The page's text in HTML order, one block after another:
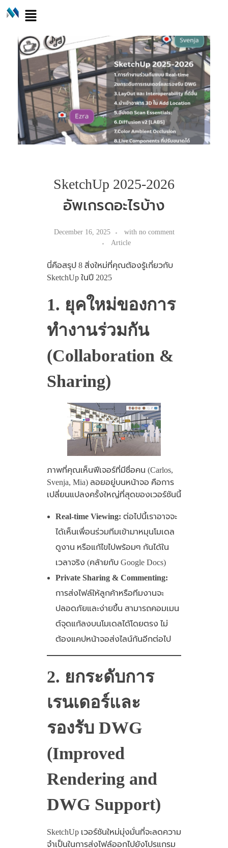
SketchUp 2025-2026
อัพเกรดอะไรบ้าง
December 16, 2025 with no comment
Article
นี่คือสรุป 8 สิ่งใหม่ที่คุณต้องรู้เกี่ยวกับ
SketchUp ในปี 2025
1. ยุคใหม่ของการ
ทำงานร่วมกัน
(Collaboration &
Sharing)
ภาพที่คุณเห็นฟีเจอร์ที่มีชื่อคน (Carlos,
Svenja, Mia) ลอยอยู่บนหน้าจอ คือการ
เปลี่ยนแปลงครั้งใหญ่ที่สุดของเวอร์ชันนี้
Real-time Viewing: ต่อไปนี้เราอาจจะ
ได้เห็นเพื่อนร่วมทีมเข้ามาหมุนโมเดล
ดูงาน หรือแก้ไขไปพร้อมๆ กันได้ใน
เวลาจริง (คล้ายกับ Google Docs)
Private Sharing & Commenting:
การส่งไฟล์ให้ลูกค้าหรือทีมงานจะ
ปลอดภัยและง่ายขึ้น สามารถคอมเมน
ต์จุดแก้ลงบนโมเดลได้โดยตรง ไม่
ต้องแคปหน้าจอส่งไลน์กันอีกต่อไป
2. ยกระดับการ
เรนเดอร์และ
รองรับ DWG
(Improved
Rendering and
DWG Support)
SketchUp เวอร์ชันใหม่มุ่งมั่นที่จะลดความ
จำเป็นในการส่งไฟล์ออกไปยังโปรแกรม